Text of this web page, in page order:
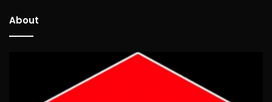
About